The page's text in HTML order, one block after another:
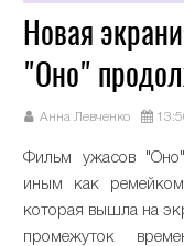
Новая
"Оно"
Анна Левченко
Фильм ужасов
иным как
которая вышла на
промежуток